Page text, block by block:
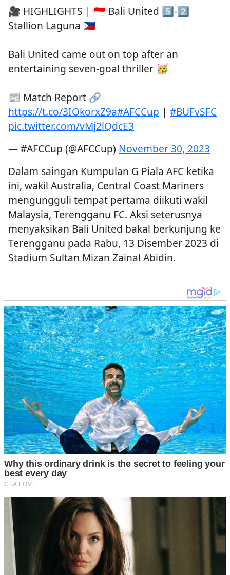
🎥 HIGHLIGHTS | 🇮🇩 Bali United 5️⃣-2️⃣
Stallion Laguna 🇵🇭
Bali United came out on top after an
entertaining seven-goal thriller 🥳
📰 Match Report 🔗
https://t.co/3IOkorxZ9a#AFCCup | #BUFvSFC
pic.twitter.com/vMj2lQdcE3
— #AFCCup (@AFCCup) November 30, 2023
Dalam saingan Kumpulan G Piala AFC ketika
ini, wakil Australia, Central Coast Mariners
mengungguli tempat pertama diikuti wakil
Malaysia, Terengganu FC. Aksi seterusnya
menyaksikan Bali United bakal berkunjung ke
Terengganu pada Rabu, 13 Disember 2023 di
Stadium Sultan Mizan Zainal Abidin.